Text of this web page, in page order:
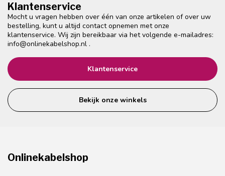
Klantenservice
Mocht u vragen hebben over één van onze artikelen of over uw
bestelling, kunt u altijd contact opnemen met onze
klantenservice. Wij zijn bereikbaar via het volgende e-mailadres:
info@onlinekabelshop.nl .
Klantenservice
Bekijk onze winkels
Onlinekabelshop